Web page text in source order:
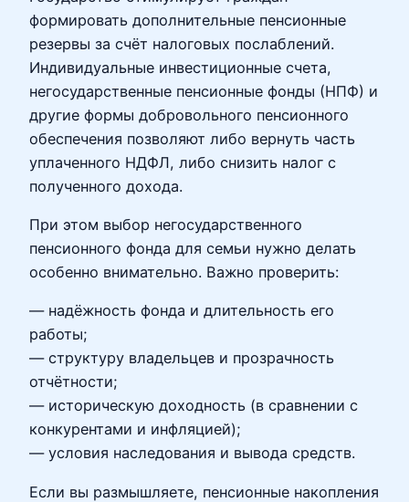
формировать дополнительные пенсионные
резервы за счёт налоговых послаблений.
Индивидуальные инвестиционные счета,
негосударственные пенсионные фонды (НПФ) и
другие формы добровольного пенсионного
обеспечения позволяют либо вернуть часть
уплаченного НДФЛ, либо снизить налог с
полученного дохода.
При этом выбор негосударственного
пенсионного фонда для семьи нужно делать
особенно внимательно. Важно проверить:
— надёжность фонда и длительность его
работы;
— структуру владельцев и прозрачность
отчётности;
— историческую доходность (в сравнении с
конкурентами и инфляцией);
— условия наследования и вывода средств.
Если вы размышляете, пенсионные накопления